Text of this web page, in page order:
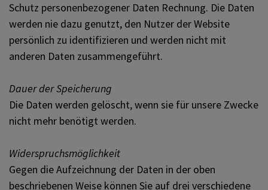
Schutz personenbezogener Daten Rechnung. Die Daten
werden nie dazu genutzt, den Nutzer der Website
persönlich zu identifizieren und werden nicht mit
anderen Daten zusammengeführt.
Dauer der Speicherung
Die Daten werden gelöscht, wenn sie für unsere Zwecke
nicht mehr benötigt werden.
Widerspruchsmöglichkeit
Gegen die Aufzeichnung der Daten in der oben
beschriebenen Weise können Sie auf drei verschiedene